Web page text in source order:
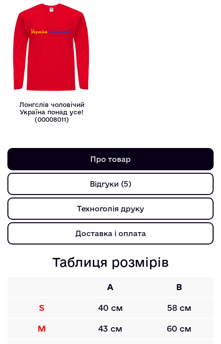
Лонгслів чоловічий
Україна понад усе!
(00008011)
Про товар
Відгуки (5)
Техноголія друку
Доставка і оплата
Таблиця розмірів
A B
S 40 см 58 см
M 43 см 60 см